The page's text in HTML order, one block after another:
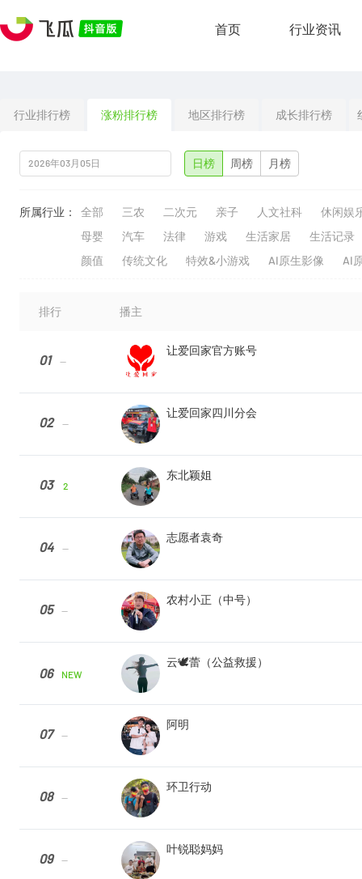
首页 行业资讯
行业排行榜 涨粉排行榜 地区排行榜 成长排行榜
日榜 周榜 月榜
所属行业： 全部 三农 二次元 亲子 人文社科
休闲娱
母婴
汽车 法律 游戏 生活家居
生活记录
颜值
传统文化 特效&小游戏 AI原生影像 AI
排行 播主
01 --
让爱回家官方账号
02 --
让爱回家四川分会
03 2
东北颖姐
04 --
志愿者袁奇
05 --
农村小正（中号）
06 NEW
云🕊蕾（公益救援）
07 --
阿明
08 --
环卫行动
09 --
叶锐聪妈妈